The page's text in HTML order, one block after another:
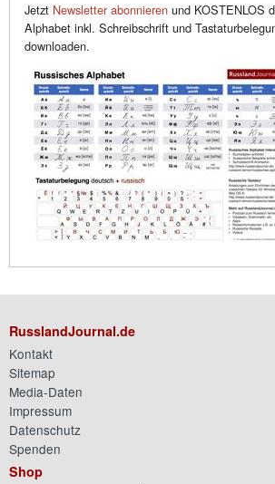
Jetzt Newsletter abonnieren und KOSTENLOS
Alphabet inkl. Schreibschrift und
downloaden.
RusslandJournal.de
Kontakt
Sitemap
Media-Daten
Impressum
Datenschutz
Spenden
Shop